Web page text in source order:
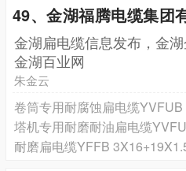
49、金湖福腾电缆集团
金湖扁电缆信息发布，金
金湖百业网
朱金云